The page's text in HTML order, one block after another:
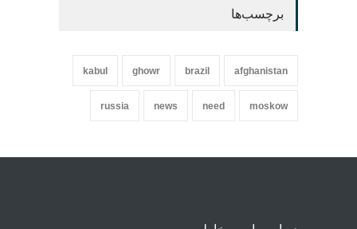
برچسب‌ها
afghanistan
brazil
ghowr
kabul
moskow
need
news
russia